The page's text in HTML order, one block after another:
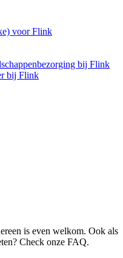
voor Flink
bij Flink
bij Flink
is even welkom. Ook als
Check onze FAQ.